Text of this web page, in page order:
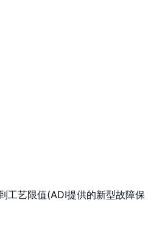
工艺限值(ADI提供的新型故障保